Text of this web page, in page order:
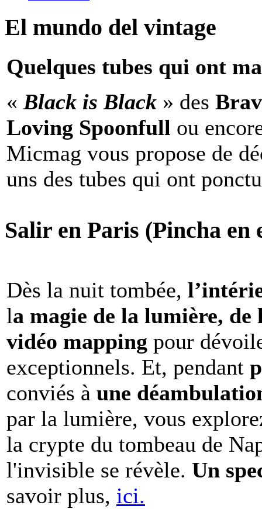
El mundo del vintage
Quelques tubes qui ont
« Black is Black » des
Loving Spoonfull ou
Micmag vous propose de
uns des tubes qui ont
Salir en Paris (Pincha en
Dès la nuit tombée,
la magie de la lumière,
vidéo mapping pour
exceptionnels. Et, pendant
conviés à une
par la lumière, vous
la crypte du tombeau de
l'invisible se révèle. Un
savoir plus, ici.